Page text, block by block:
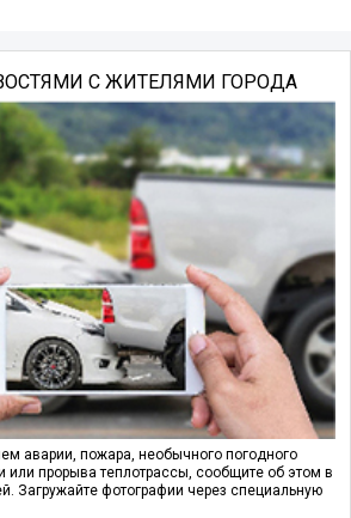
С ЖИТЕЛЯМИ ГОРОДА
аварии, пожара, необычного погодного
или прорыва теплотрассы, сообщите об этом в
Загружайте фотографии через специальную